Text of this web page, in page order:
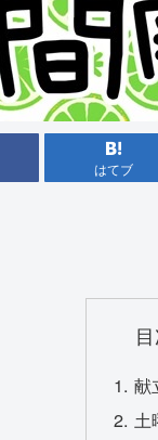
はてブ
献
土